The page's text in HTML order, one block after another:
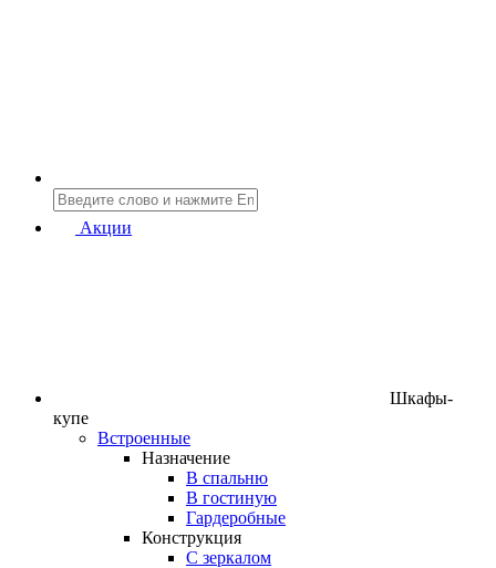
Акции
Шкафы-
купе
Встроенные
Назначение
В спальню
В гостиную
Гардеробные
Конструкция
C зеркалом